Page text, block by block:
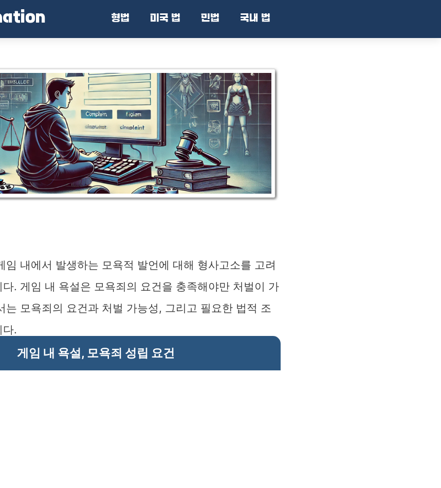
형법 미국 법 민법 국내 법
임 내에서 발생하는 모욕적 발언에 대해 형사고소를 고려
. 게임 내 욕설은 모욕죄의 요건을 충족해야만 처벌이 가
는 모욕죄의 요건과 처벌 가능성, 그리고 필요한 법적 조
.
게임 내 욕설, 모욕죄 성립 요건